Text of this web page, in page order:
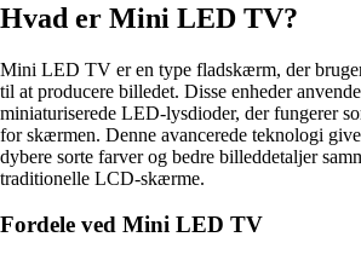
Hvad er Mini LED TV?
Mini LED TV er en type fladskærm, der
til at producere billedet. Disse enheder
miniaturiserede LED-lysdioder, der fungerer
for skærmen. Denne avancerede teknologi
dybere sorte farver og bedre billeddetaljer
traditionelle LCD-skærme.
Fordele ved Mini LED TV